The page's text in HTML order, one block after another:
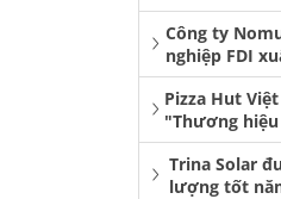
Công ty
nghiệp FDI
Pizza Hut
"Thương hiệu
Trina Solar
lượng tốt